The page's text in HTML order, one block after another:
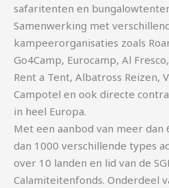
safaritenten en
Samenwerking met
kampeerorganisaties zoals
Go4Camp, Eurocamp, Al
Rent a Tent, Albatross Reizen,
Campotel en ook directe
in heel Europa.
Met een aanbod van meer
dan 1000 verschillende types
over 10 landen en lid van de
Calamiteitenfonds. Onderdeel